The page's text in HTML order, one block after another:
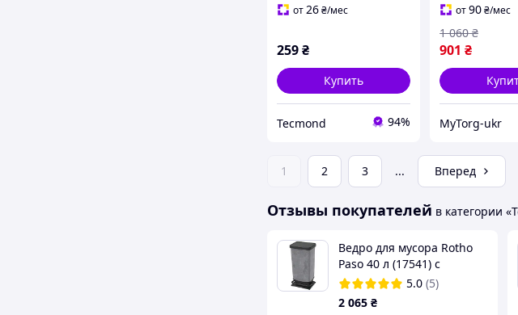
от26₴/мес
259₴
Купить
Tecmond 94%
от90₴/мес
901 ₴
1 060 ₴
MyTorg-ukr
1 2 3 ... Вперед
Отзывы покупателей в категории
Ведро для мусора Rotho
Paso 40 л (17541) с
педалью, бетон
5.0 (5)
2 065 ₴